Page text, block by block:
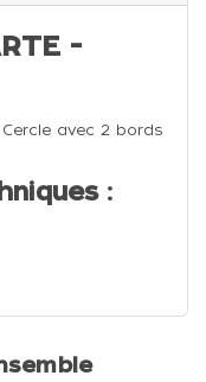
-
avec 2 bords
: